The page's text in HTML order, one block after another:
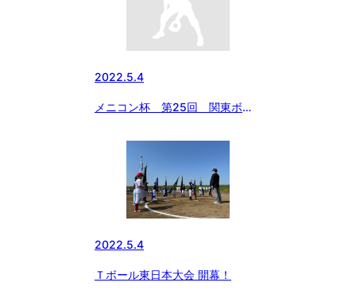
2022.5.4
メニコン杯 第25回 関東ボー
筑中央ボーイズ 2度目の優勝❣️
2022.5.4
Ｔボール東日本大会 開幕！